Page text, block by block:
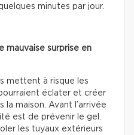
minutes par jour.
mauvaise surprise en
mettent à risque les
éclater et créer
la maison. Avant l’arrivée
est de prévenir le gel.
les tuyaux extérieurs